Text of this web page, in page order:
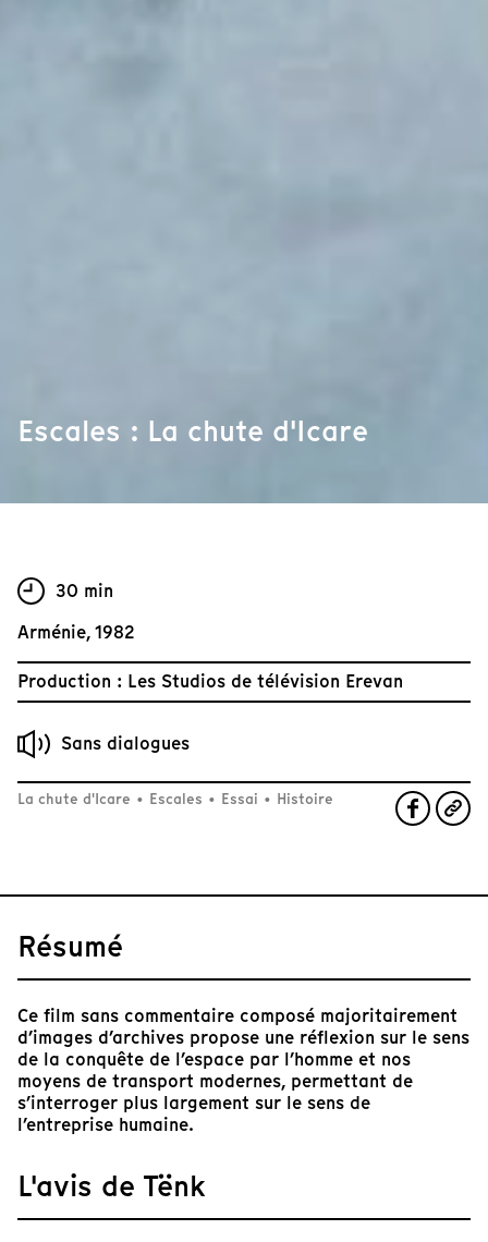
Escales : La chute d'Icare
30 min
Arménie, 1982
Production : Les Studios de télévision Erevan
Sans dialogues
La chute d'Icare • Escales • Essai • Histoire
Résumé
Ce film sans commentaire composé majoritairement
d’images d’archives propose une réflexion sur le sens
de la conquête de l’espace par l’homme et nos
moyens de transport modernes, permettant de
s’interroger plus largement sur le sens de
l’entreprise humaine.
L'avis de Tënk